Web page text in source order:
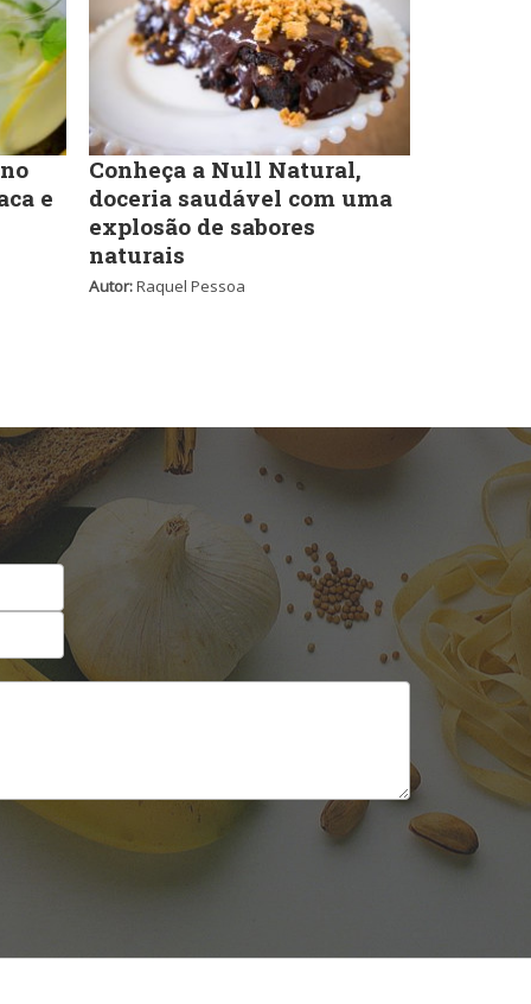
Padarias e Confeitarias
Peixes e Frutos do Mar
Pizzarias
Sobremesas e sorvetes
Portuguesa
Sobremesas e sorvetes
Variados
e
Conheça a Null Natural,
doceria saudável com uma
explosão de sabores
naturais
Autor:Raquel Pessoa